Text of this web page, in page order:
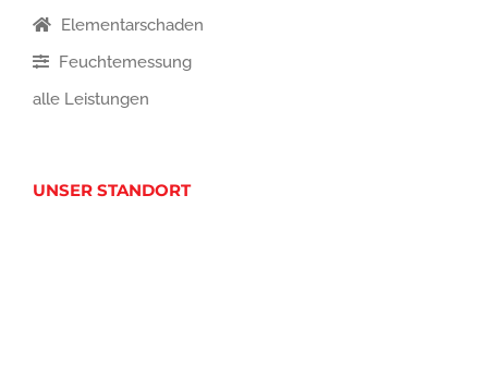
Elementarschaden
Feuchtemessung
alle Leistungen
UNSER STANDORT